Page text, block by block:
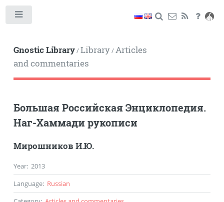
Gnostic Library/Library/Articles
and commentaries
Большая Российская Энциклопедия.
Наг-Хаммади рукописи
Мирошников И.Ю.
Year: 2013
Language: Russian